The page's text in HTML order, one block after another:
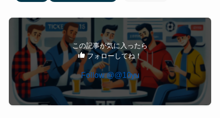
この記事が気に入ったら
フォローしてね！
Follow @@10yu